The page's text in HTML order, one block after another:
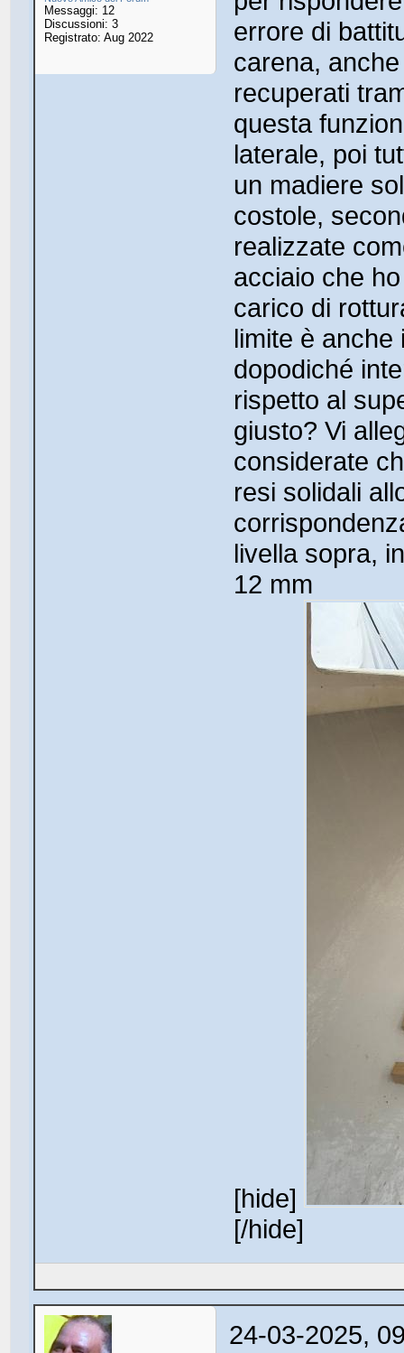
Messaggi: 12
Discussioni: 3
Registrato: Aug 2022
errore di
carena,
recuperati
questa
laterale, poi
un madiere
costole,
realizzate
acciaio che
carico di
limite è anche
dopodiché
rispetto al
giusto? Vi
considerate
resi solidali
livella sopra,
12 mm
[hide]
[/hide]
24-03-2025,